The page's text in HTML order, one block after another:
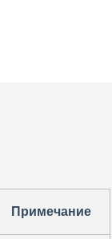
Примечание